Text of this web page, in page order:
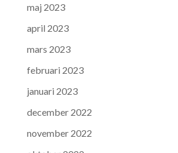
maj 2023
april 2023
mars 2023
februari 2023
januari 2023
december 2022
november 2022